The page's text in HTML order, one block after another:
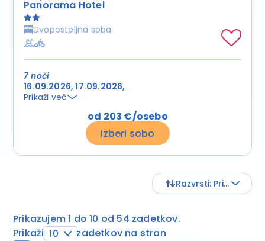
Panorama Hotel
Dvoposteljna soba
7 noči
16.09.2026 17.09.2026
Prikaži več
od 203 €/osebo
Izberi sobo
Razvrsti: Privzeto
Prikazujem 1 do 10 od 54 zadetkov.
Prikaži 10 zadetkov na stran